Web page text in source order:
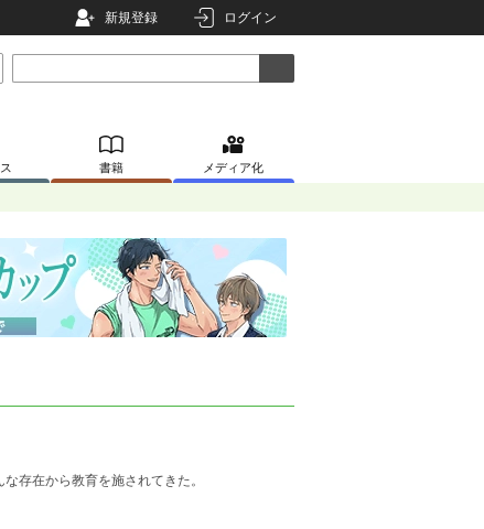
新規登録 ログイン
書籍 メディア化
存在から教育を施されてきた。